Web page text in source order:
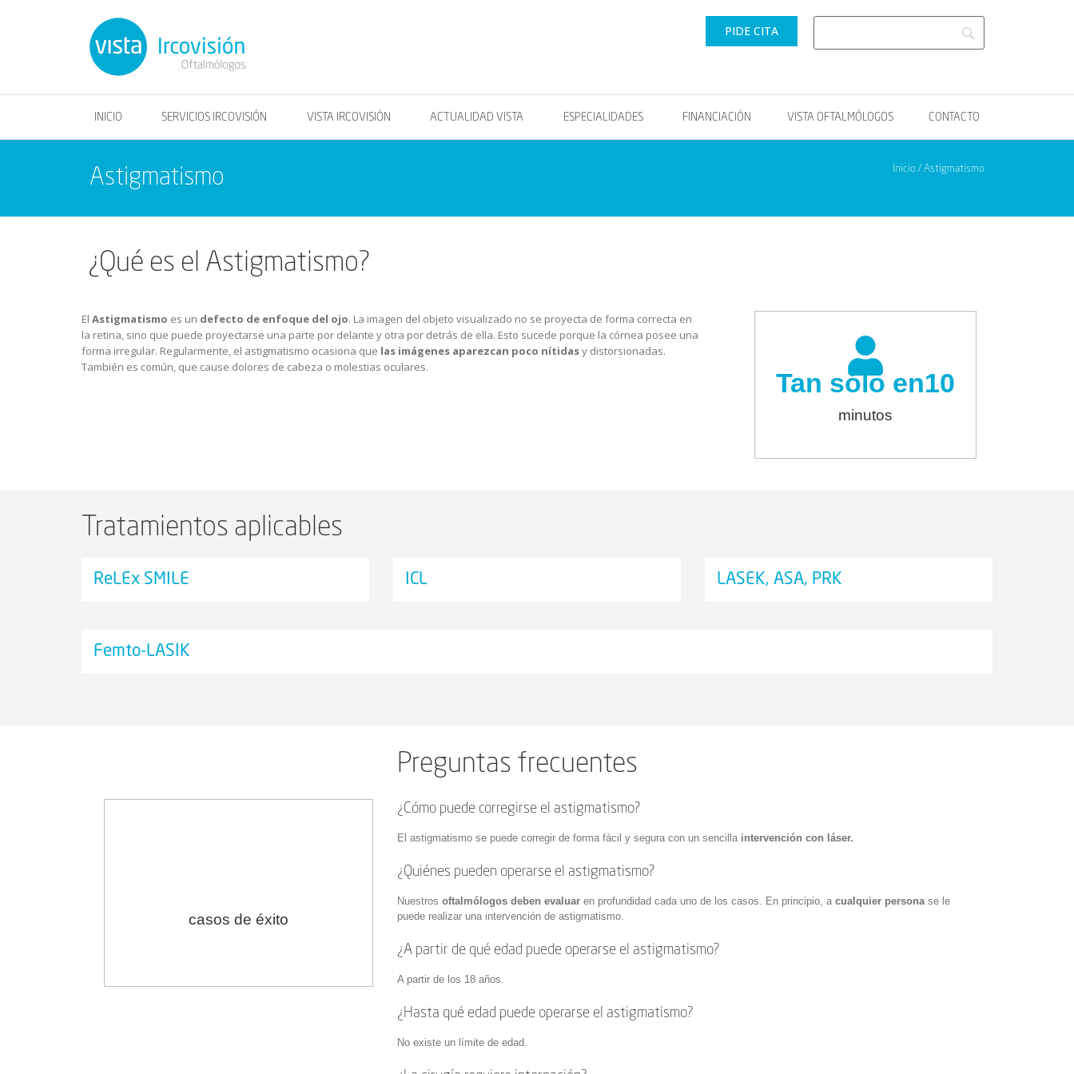
PIDE CITA
INICIO SERVICIOS IRCOVISIÓN VISTA IRCOVISIÓN ACTUALIDAD VISTA ESPECIALIDADES FINANCIACIÓN VISTA OFTALMÓLOGOS CONTACTO
Astigmatismo Inicio / Astigmatismo
¿Qué es el Astigmatismo?
El Astigmatismo es un defecto de enfoque del ojo. La imagen del objeto visualizado no se proyecta de forma correcta en
la retina, sino que puede proyectarse una parte por delante y otra por detrás de ella. Esto sucede porque la córnea posee una
forma irregular. Regularmente, el astigmatismo ocasiona que las imágenes aparezcan poco nítidasy distorsionadas.
También es común, que cause dolores de cabeza o molestias oculares.
minutos
Tan sólo en10
Tratamientos aplicables
ReLEx SMILE ICL LASEK, ASA, PRK
Femto-LASIK
casos de éxito
Preguntas frecuentes
¿Cómo puede corregirse el astigmatismo?
El astigmatismo se puede corregir de forma fácil y segura con un sencilla intervención con láser.
¿Quiénes pueden operarse el astigmatismo?
Nuestrosoftalmólogos deben evaluar en profundidad cada uno de los casos. En principio, acualquier personase le
puede realizar una intervención de astigmatismo.
¿A partir de qué edad puede operarse el astigmatismo?
A partir de los 18 años.
¿Hasta qué edad puede operarse el astigmatismo?
No existe un límite de edad.